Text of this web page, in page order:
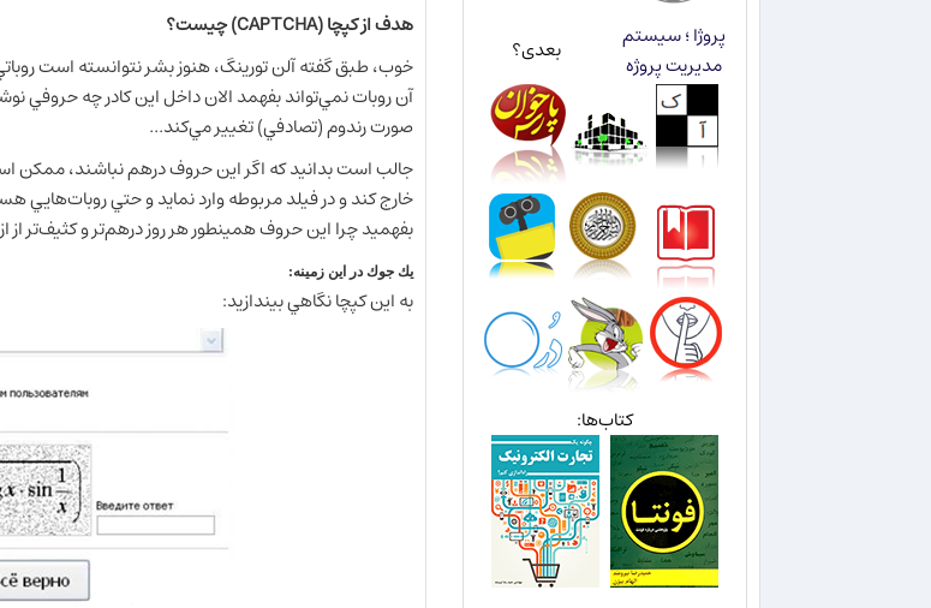
هدف از كپچا (CAPTCHA) چيست؟
خوب، طبق گفته آلن تورينگ، هنوز بشر نتوانسته است
آن روبات نمي‌تواند بفهمد الان داخل اين كادر چه
صورت رندوم (تصادفي) تغيير مي‌كند...
خارج كند و در فيلد مربوطه وارد نمايد و حتي
بفهميد چرا اين حروف همينطور هر روز درهم‌تر و كثيف‌تر
يك جوك در اين زمينه:
به اين كپچا نگاهي بيندازيد:
پروژا ؛ سیستم
مدیریت پروژه
بعدی؟
کتاب‌ها: